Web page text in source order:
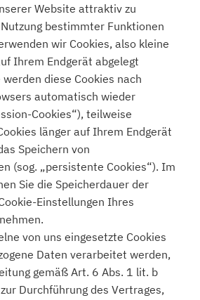
Website attraktiv zu
bestimmter Funktionen
wir Cookies, also kleine
Ihrem Endgerät abgelegt
diese Cookies nach
automatisch wieder
Cookies“), teilweise
länger auf Ihrem Endgerät
Speichern von
(sog. „persistente Cookies“). Im
Sie die Speicherdauer der
Einstellungen Ihres
von uns eingesetzte Cookies
Daten verarbeitet werden,
gemäß Art. 6 Abs. 1 lit. b
Durchführung des Vertrages,